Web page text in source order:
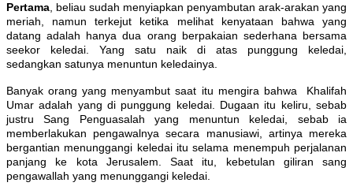
Pertama, beliau sudah menyiapkan penyambutan arak-arakan yang
meriah, namun terkejut ketika melihat kenyataan bahwa yang
datang adalah hanya dua orang berpakaian sederhana bersama
seekor keledai. Yang satu naik di atas punggung keledai,
sedangkan satunya menuntun keledainya.
Banyak orang yang menyambut saat itu mengira bahwa Khalifah
Umar adalah yang di punggung keledai. Dugaan itu keliru, sebab
justru Sang Penguasalah yang menuntun keledai, sebab ia
memberlakukan pengawalnya secara manusiawi, artinya mereka
bergantian menunggangi keledai itu selama menempuh perjalanan
panjang ke kota Jerusalem. Saat itu, kebetulan giliran sang
pengawallah yang menunggangi keledai.